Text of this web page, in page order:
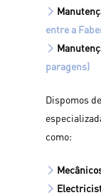
entre a
paragens)
Dispomos
como: